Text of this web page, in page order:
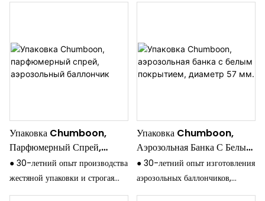
Упаковка Chumboon,
Парфюмерный Спрей,
Аэрозольный Баллончик
● 30-летний опыт производства
жестяной упаковки и строгая
система контроля качества.
Упаковка Chumboon,
Аэрозольная Банка С Белым
Покрытием, Диаметр 57
Мм.
● 30-летний опыт изготовления
аэрозольных баллончиков,
делайте одно дело и делайте это